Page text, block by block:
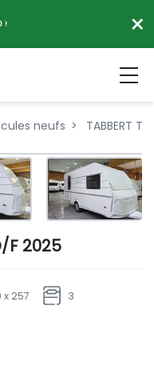
! ×
neufs TABBERT
F 2025
x 257 3